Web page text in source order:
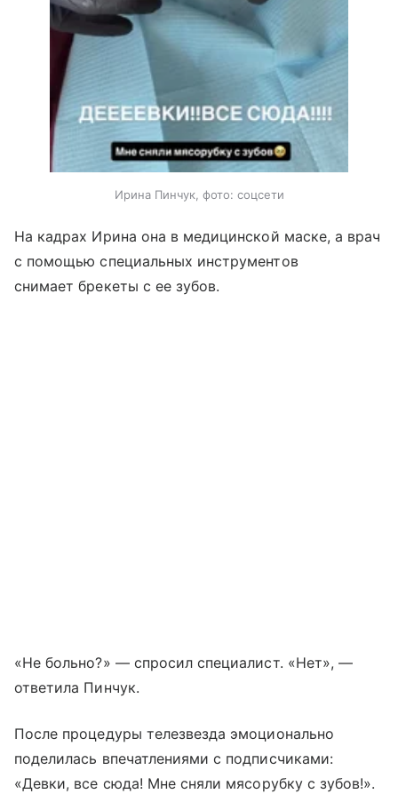
Ирина Пинчук, фото: соцсети
На кадрах Ирина она в медицинской маске, а врач
с помощью специальных инструментов
снимает брекеты с ее зубов.
«Не больно?» — спросил специалист. «Нет», —
ответила Пинчук.
После процедуры телезвезда эмоционально
поделилась впечатлениями с подписчиками:
«Девки, все сюда! Мне сняли мясорубку с зубов!».